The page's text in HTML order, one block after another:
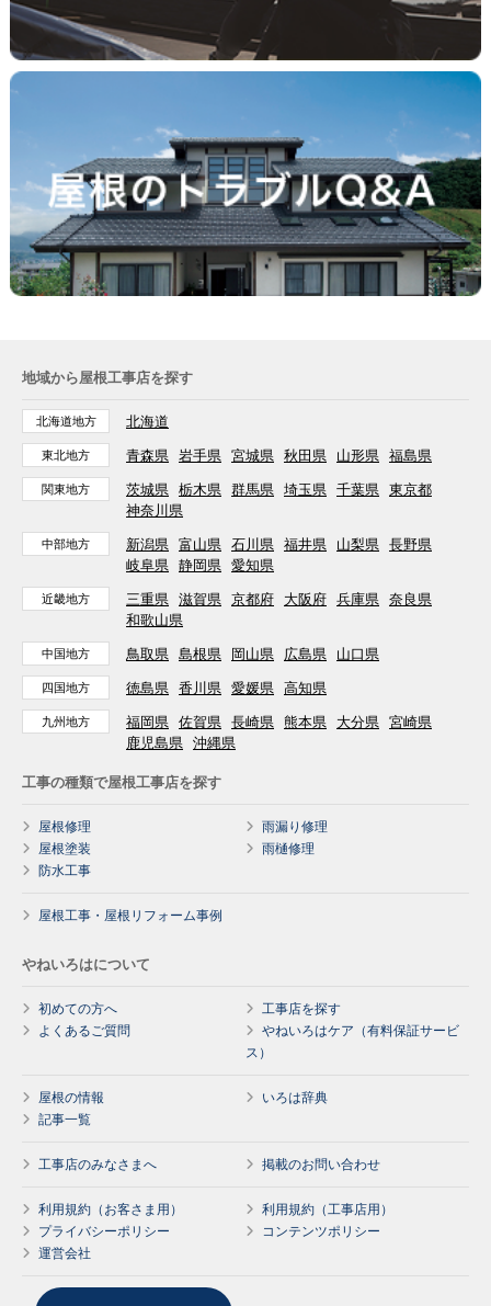
地域から屋根工事店を探す
北海道地方 北海道
東北地方 青森県 岩手県 宮城県 秋田県 山形県 福島県
関東地方 茨城県 栃木県 群馬県 埼玉県 千葉県 東京都
神奈川県
中部地方 新潟県 富山県 石川県 福井県 山梨県 長野県
岐阜県 静岡県 愛知県
近畿地方 三重県 滋賀県 京都府 大阪府 兵庫県 奈良県
和歌山県
中国地方 鳥取県 島根県 岡山県 広島県 山口県
四国地方 徳島県 香川県 愛媛県 高知県
九州地方 福岡県 佐賀県 長崎県 熊本県 大分県 宮崎県
鹿児島県 沖縄県
工事の種類で屋根工事店を探す
屋根修理
雨漏り修理
屋根塗装
雨樋修理
防水工事
屋根工事・屋根リフォーム事例
やねいろはについて
初めての方へ
工事店を探す
よくあるご質問
やねいろはケア（有料保証サービ
ス）
屋根の情報
いろは辞典
記事一覧
工事店のみなさまへ 掲載のお問い合わせ
利用規約（お客さま用）
利用規約（工事店用）
プライバシーポリシー
コンテンツポリシー
運営会社